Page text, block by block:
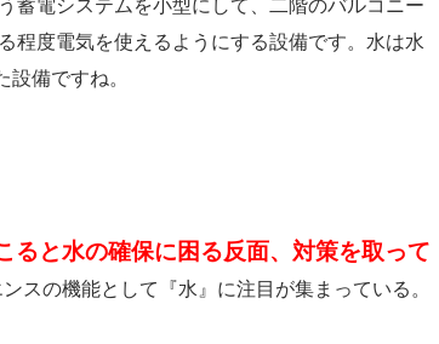
程度電気を使えるようにする設備です。水は水
備ですね。
ると水の確保に困る反面、対策を取って
スの機能として『水』に注目が集まっている。